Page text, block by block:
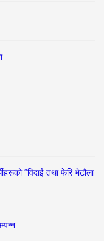
“विदाई तथा फेरि भेटौला